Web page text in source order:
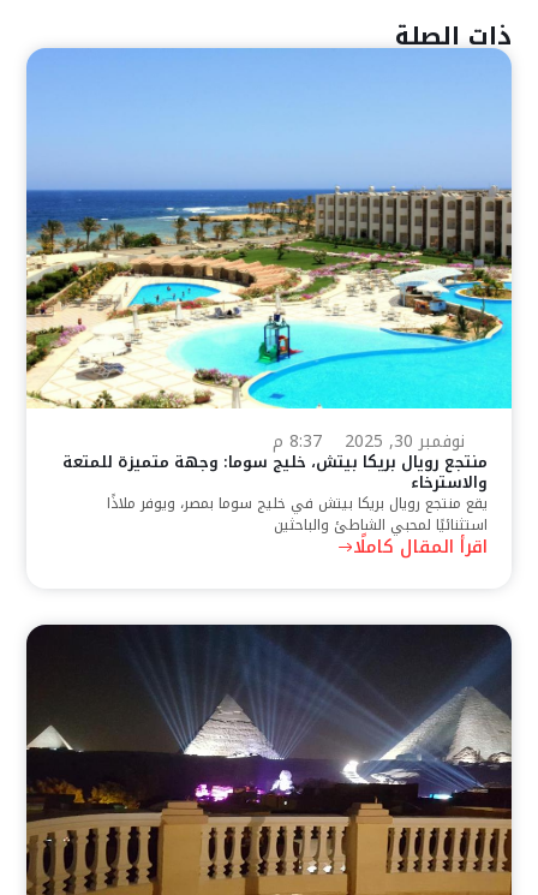
ذات الصلة
نوفمبر 30, 2025 8:37 م
منتجع رويال بريكا بيتش، خليج سوما: وجهة متميزة للمتعة
والاسترخاء
يقع منتجع رويال بريكا بيتش في خليج سوما بمصر، ويوفر ملاذًا
استثنائيًا لمحبي الشاطئ والباحثين
اقرأ المقال كاملًا